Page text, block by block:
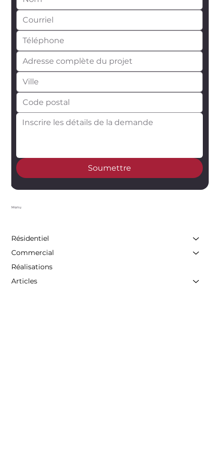
Soumettre
Menu
Résidentiel
Commercial
Réalisations
Articles